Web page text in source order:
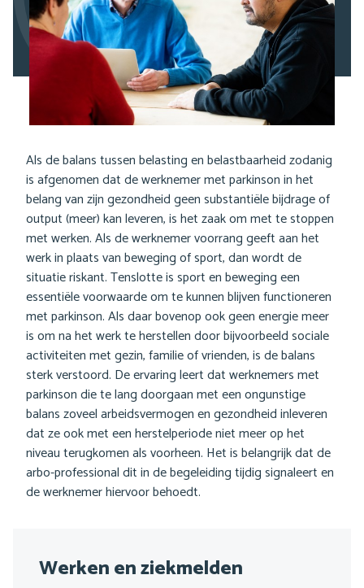
Als de balans tussen belasting en belastbaarheid zodanig
is afgenomen dat de werknemer met parkinson in het
belang van zijn gezondheid geen substantiële bijdrage of
output (meer) kan leveren, is het zaak om met te stoppen
met werken. Als de werknemer voorrang geeft aan het
werk in plaats van beweging of sport, dan wordt de
situatie riskant. Tenslotte is sport en beweging een
essentiële voorwaarde om te kunnen blijven functioneren
met parkinson. Als daar bovenop ook geen energie meer
is om na het werk te herstellen door bijvoorbeeld sociale
activiteiten met gezin, familie of vrienden, is de balans
sterk verstoord. De ervaring leert dat werknemers met
parkinson die te lang doorgaan met een ongunstige
balans zoveel arbeidsvermogen en gezondheid inleveren
dat ze ook met een herstelperiode niet meer op het
niveau terugkomen als voorheen. Het is belangrijk dat de
arbo-professional dit in de begeleiding tijdig signaleert en
de werknemer hiervoor behoedt.
Sub
Werken en ziekmelden